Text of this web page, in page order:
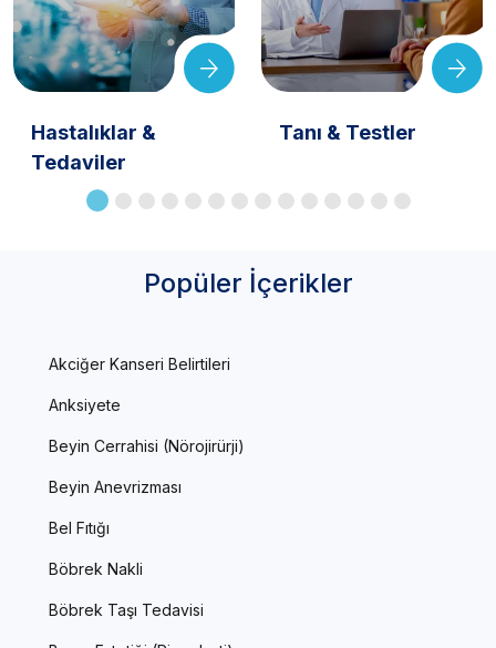
Hastalıklar &
Tedaviler
Tanı & Testler
Popüler İçerikler
Akciğer Kanseri Belirtileri
Anksiyete
Beyin Cerrahisi (Nörojirürji)
Beyin Anevrizması
Bel Fıtığı
Böbrek Nakli
Böbrek Taşı Tedavisi